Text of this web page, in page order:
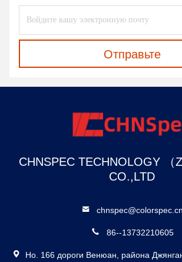
Отправьте
CHNSPEC TECHNOLOGY （
CO.,LTD
chnspec@colorspec.cn
86--13732210605
Но. 166 дороги Венюан, района